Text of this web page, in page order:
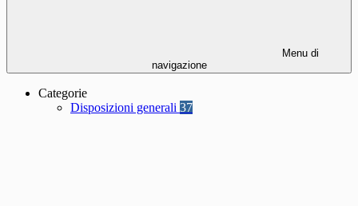
Menu di
navigazione
Categorie
Disposizioni generali 37